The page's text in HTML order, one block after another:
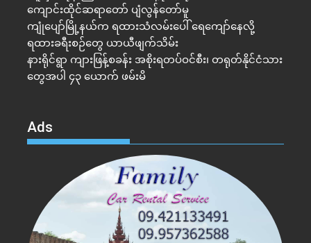
ကျောင်းထိုင်ဆရာတော် ပျံလွန်တော်မူ
ကျုံပျော်မြို့နယ်က ရထားသံလမ်းပေါ် ရေကျော်နေလို့
ရထားခရီးစဉ်တွေ ယာယီဖျက်သိမ်း
နားရိုင်ရွာ ကျားဖြန့်စခန်း အစိုးရတပ်ဝင်စီး၊ တရုတ်နိုင်ငံသား
တွေအပါ ၄၃ ယောက် ဖမ်းမိ
Ads